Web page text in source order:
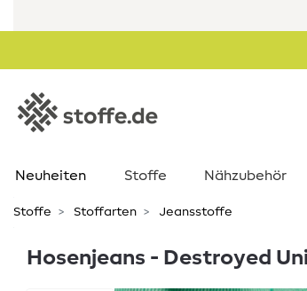
Neuheiten Stoffe Nähzubehör
Stoffe Stoffarten Jeansstoffe
Hosenjeans - Destroyed